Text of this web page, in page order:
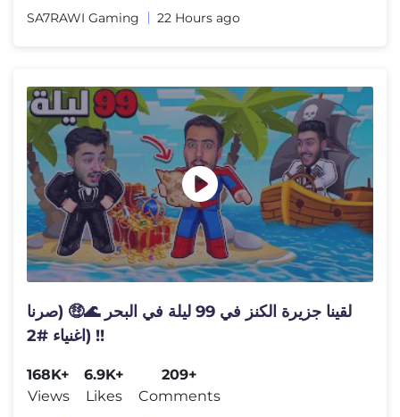
SA7RAWI Gaming 22 Hours ago
لقينا جزيرة الكنز في 99 ليلة في البحر 🌊🤑 (صرنا
اغنياء #2) !!
168K+
Views
6.9K+
Likes
209+
Comments